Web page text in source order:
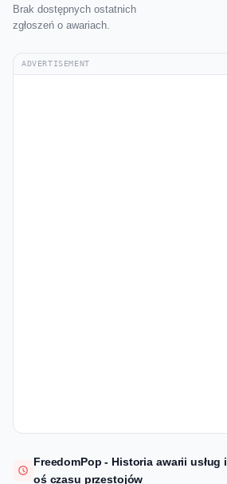
Brak dostępnych ostatnich
zgłoszeń o awariach.
ADVERTISEMENT
FreedomPop - Historia awarii usług i
oś czasu przestojów